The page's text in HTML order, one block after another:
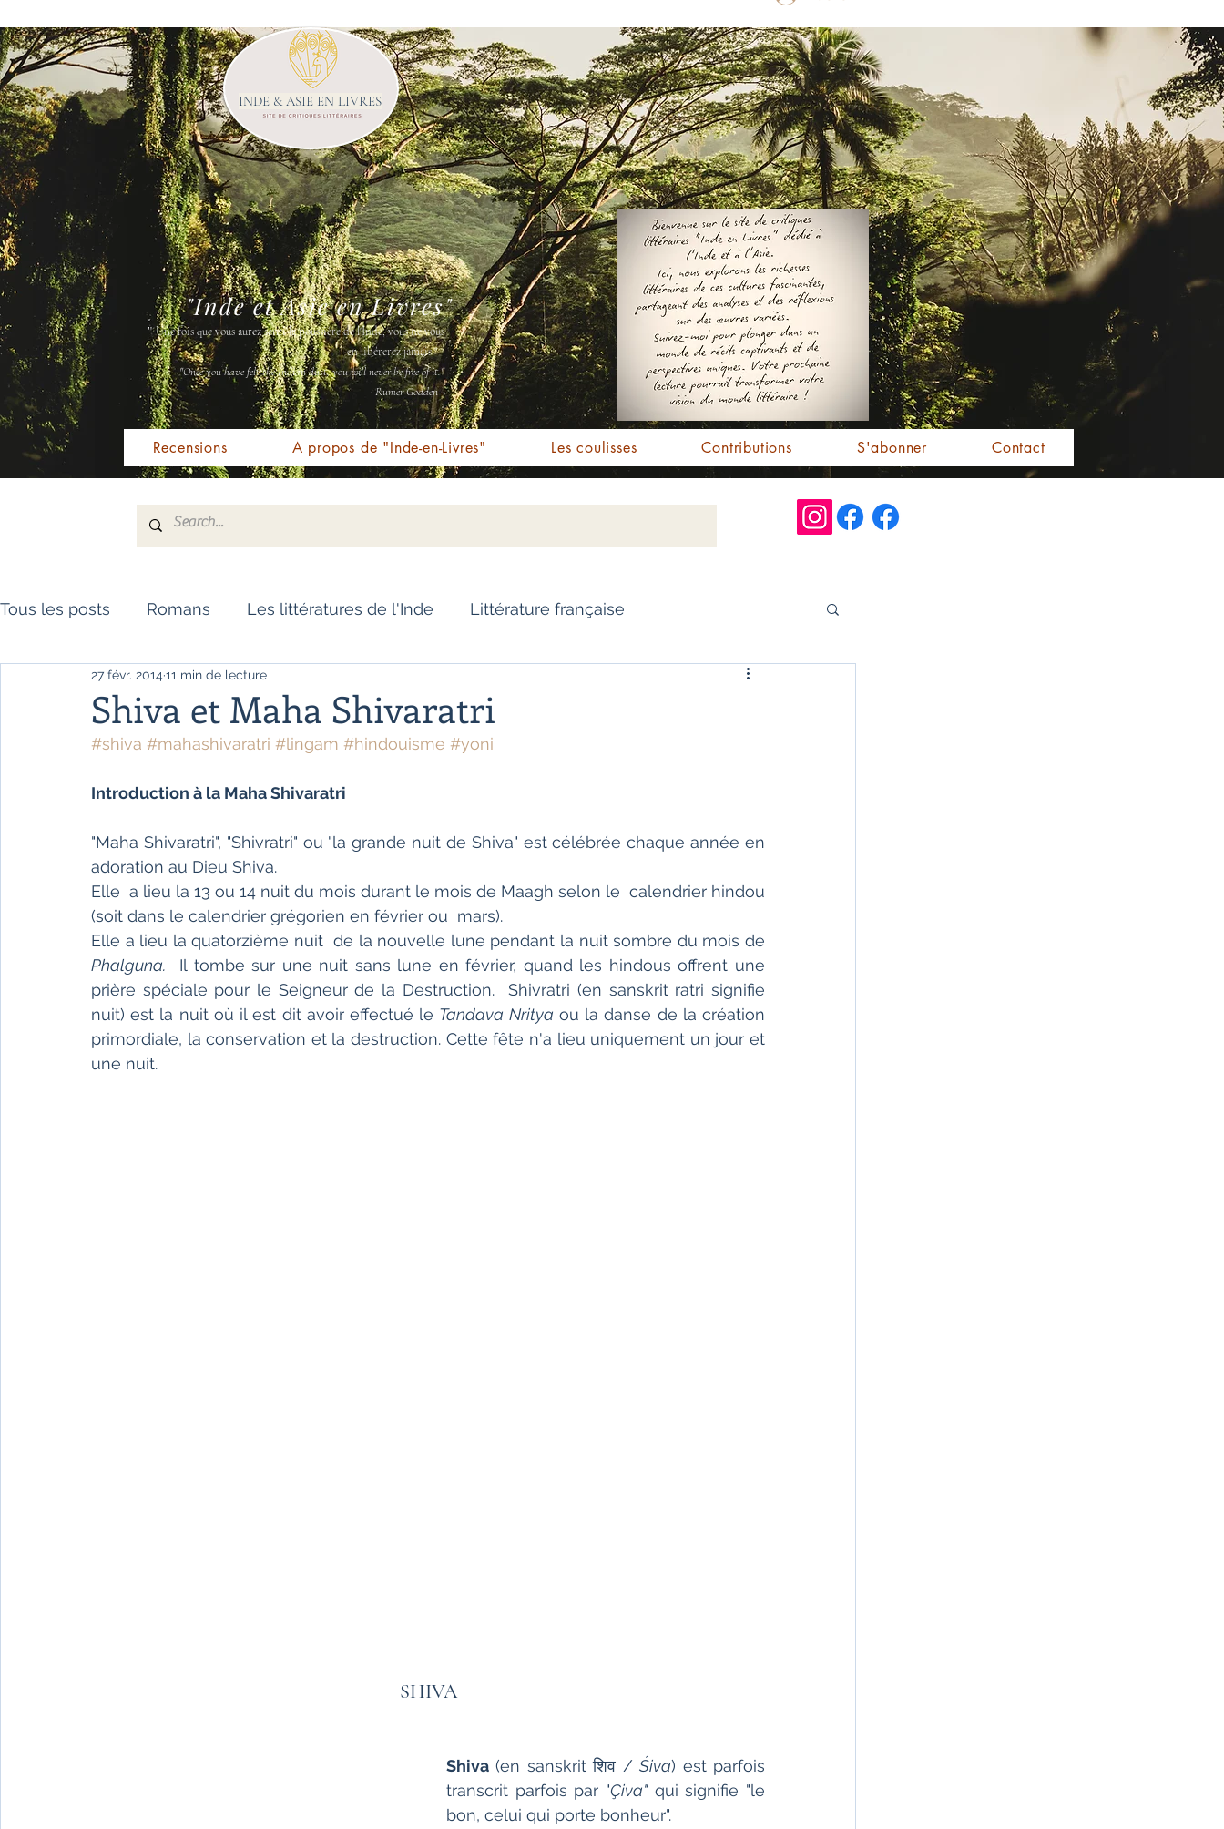
INDE & ASIE EN LIVRES
"Une fois que vous aurez senti la poussière de l'Inde, vous ne vous
en libérerez jamais " -
"Once you have felt the Indian dust, you will never be free of it."
- Rumer Godden -
"Inde et Asie en Livres"
Recensions A propos de "Inde-en-Livres" Les coulisses Contributions S'abonner Contact
Tous les posts Romans Les littératures de l'Inde Littérature française
Livres de référence Dictionnaire
Témoignages / Récits Romans jeunesse Essai
Littérature tamoule Littérature bengali Littérature malayalam Littérature pendjabi
L'Inde vue par l'Occident Yoga Histoire de l'Inde par les livres
Littérature anglo-saxonne Littérature du Bangladesh Littérature pakistanaise
Shiva et Maha Shivaratri
27 févr. 2014 11 min de lecture
#shiva #mahashivaratri #lingam #hindouisme #yoni
Introduction à la Maha Shivaratri
"Maha Shivaratri", "Shivratri" ou "la grande nuit de Shiva" est célébrée chaque année en
adoration au Dieu Shiva.
Elle  a lieu la 13 ou 14 nuit du mois durant le mois de Maagh selon le  calendrier hindou
(soit dans le calendrier grégorien en février ou  mars).
Phalguna.
  Il tombe sur une nuit sans lune en février, quand les hindous offrent une
prière spéciale pour le Seigneur de la Destruction.  Shivratri (en sanskrit ratri signifie
nuit) est la nuit où il est dit avoir effectué le Tandava Nritya ou la danse de la création
primordiale, la conservation et la destruction. Cette fête n'a lieu uniquement un jour et
une nuit.
SHIVA
Shiva (en sanskrit शिव / Śiva) est parfois
transcrit parfois par "Çiva" qui signifie "le
bon, celui qui porte bonheur".